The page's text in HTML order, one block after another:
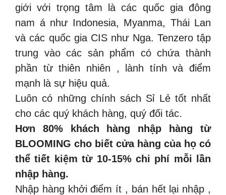
giới với trọng tâm là các quốc gia đông
nam á như Indonesia, Myanma, Thái Lan
và các quốc gia CIS như Nga. Tenzero tập
trung vào các sản phẩm có chứa thành
phần từ thiên nhiên , lành tính và điểm
mạnh là sự hiệu quả.
Luôn có những chính sách Sỉ Lẻ tốt nhất
cho các quý khách hàng, quý đối tác.
Hơn 80% khách hàng nhập hàng từ
BLOOMING cho biết cửa hàng của họ có
thể tiết kiệm từ 10-15% chi phí mỗi lần
nhập hàng.
Nhập hàng khởi điểm ít , bán hết lại nhập ,